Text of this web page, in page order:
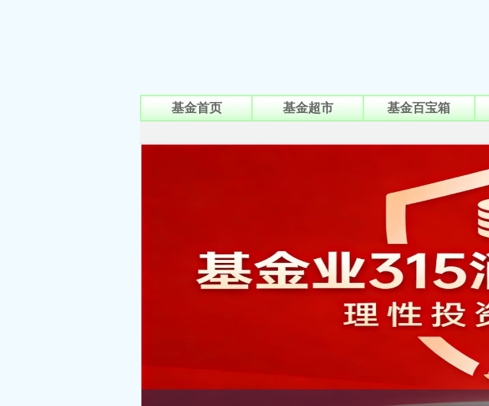
基金首页 基金超市 基金百宝箱